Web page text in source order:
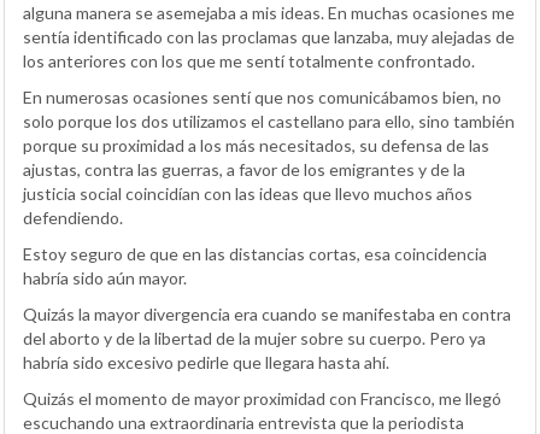
alguna manera se asemejaba a mis ideas. En muchas ocasiones me
sentía identificado con las proclamas que lanzaba, muy alejadas de
los anteriores con los que me sentí totalmente confrontado.
En numerosas ocasiones sentí que nos comunicábamos bien, no
solo porque los dos utilizamos el castellano para ello, sino también
porque su proximidad a los más necesitados, su defensa de las
ajustas, contra las guerras, a favor de los emigrantes y de la
justicia social coincidían con las ideas que llevo muchos años
defendiendo.
Estoy seguro de que en las distancias cortas, esa coincidencia
habría sido aún mayor.
Quizás la mayor divergencia era cuando se manifestaba en contra
del aborto y de la libertad de la mujer sobre su cuerpo. Pero ya
habría sido excesivo pedirle que llegara hasta ahí.
Quizás el momento de mayor proximidad con Francisco, me llegó
escuchando una extraordinaria entrevista que la periodista